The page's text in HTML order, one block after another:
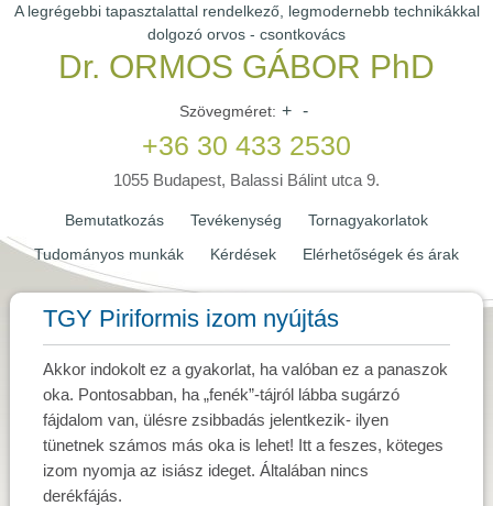
A legrégebbi tapasztalattal rendelkező, legmodernebb technikákkal
dolgozó orvos - csontkovács
Dr. ORMOS GÁBOR PhD
Szövegméret: + -
+36 30 433 2530
1055 Budapest, Balassi Bálint utca 9.
Bemutatkozás Tevékenység
Tornagyakorlatok
Tudományos munkák
Kérdések Elérhetőségek és árak
TGY Piriformis izom nyújtás
Akkor indokolt ez a gyakorlat, ha valóban ez a panaszok
oka. Pontosabban, ha „fenék”-tájról lábba sugárzó
fájdalom van, ülésre zsibbadás jelentkezik- ilyen
tünetnek számos más oka is lehet! Itt a feszes, köteges
izom nyomja az isiász ideget. Általában nincs
derékfájás.